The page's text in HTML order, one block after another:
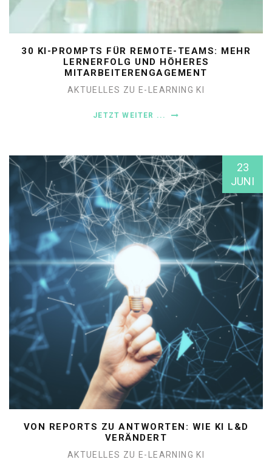
30 KI-PROMPTS FÜR REMOTE-TEAMS: MEHR
LERNERFOLG UND HÖHERES
MITARBEITERENGAGEMENT
AKTUELLES ZU E-LEARNING KI
JETZT WEITER ...
23
JUNI
VON REPORTS ZU ANTWORTEN: WIE KI L&D
VERÄNDERT
AKTUELLES ZU E-LEARNING KI